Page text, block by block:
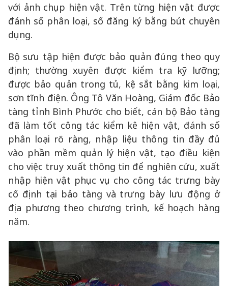
với ảnh chụp hiện vật. Trên từng hiện vật được
đánh số phân loại, số đăng ký bằng bút chuyên
dụng.
Bộ sưu tập hiện được bảo quản đúng theo quy
định; thường xuyên được kiểm tra kỹ lưỡng;
được bảo quản trong tủ, kệ sắt bằng kim loại,
sơn tĩnh điện. Ông Tô Văn Hoàng, Giám đốc Bảo
tàng tỉnh Bình Phước cho biết, cán bộ Bảo tàng
đã làm tốt công tác kiểm kê hiện vật, đánh số
phân loại rõ ràng, nhập liệu thông tin đầy đủ
vào phần mềm quản lý hiện vật, tạo điều kiện
cho việc truy xuất thông tin để nghiên cứu, xuất
nhập hiện vật phục vụ cho công tác trưng bày
cố định tại bảo tàng và trưng bày lưu động ở
địa phương theo chương trình, kế hoạch hàng
năm.